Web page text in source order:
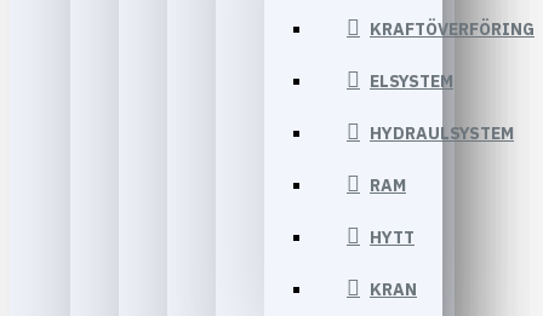
KRAFTÖVERFÖRING
ELSYSTEM
HYDRAULSYSTEM
RAM
HYTT
KRAN